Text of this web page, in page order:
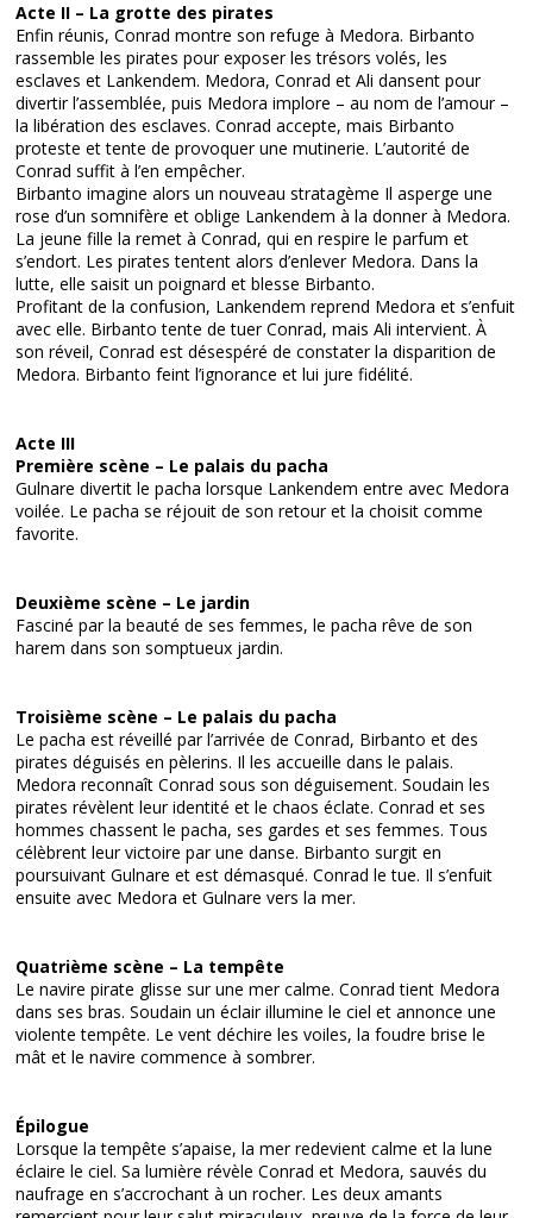
Acte II – La grotte des pirates
Enfin réunis, Conrad montre son refuge à Medora. Birbanto
rassemble les pirates pour exposer les trésors volés, les
esclaves et Lankendem. Medora, Conrad et Ali dansent pour
divertir l’assemblée, puis Medora implore – au nom de l’amour –
la libération des esclaves. Conrad accepte, mais Birbanto
proteste et tente de provoquer une mutinerie. L’autorité de
Conrad suffit à l’en empêcher.
Birbanto imagine alors un nouveau stratagème Il asperge une
rose d’un somnifère et oblige Lankendem à la donner à Medora.
La jeune fille la remet à Conrad, qui en respire le parfum et
s’endort. Les pirates tentent alors d’enlever Medora. Dans la
lutte, elle saisit un poignard et blesse Birbanto.
Profitant de la confusion, Lankendem reprend Medora et s’enfuit
avec elle. Birbanto tente de tuer Conrad, mais Ali intervient. À
son réveil, Conrad est désespéré de constater la disparition de
Medora. Birbanto feint l’ignorance et lui jure fidélité.
Acte III
Première scène – Le palais du pacha
Gulnare divertit le pacha lorsque Lankendem entre avec Medora
voilée. Le pacha se réjouit de son retour et la choisit comme
favorite.
Deuxième scène – Le jardin
Fasciné par la beauté de ses femmes, le pacha rêve de son
harem dans son somptueux jardin.
Troisième scène – Le palais du pacha
Le pacha est réveillé par l’arrivée de Conrad, Birbanto et des
pirates déguisés en pèlerins. Il les accueille dans le palais.
Medora reconnaît Conrad sous son déguisement. Soudain les
pirates révèlent leur identité et le chaos éclate. Conrad et ses
hommes chassent le pacha, ses gardes et ses femmes. Tous
célèbrent leur victoire par une danse. Birbanto surgit en
poursuivant Gulnare et est démasqué. Conrad le tue. Il s’enfuit
ensuite avec Medora et Gulnare vers la mer.
Quatrième scène – La tempête
Le navire pirate glisse sur une mer calme. Conrad tient Medora
dans ses bras. Soudain un éclair illumine le ciel et annonce une
violente tempête. Le vent déchire les voiles, la foudre brise le
mât et le navire commence à sombrer.
Épilogue
Lorsque la tempête s’apaise, la mer redevient calme et la lune
éclaire le ciel. Sa lumière révèle Conrad et Medora, sauvés du
naufrage en s’accrochant à un rocher. Les deux amants